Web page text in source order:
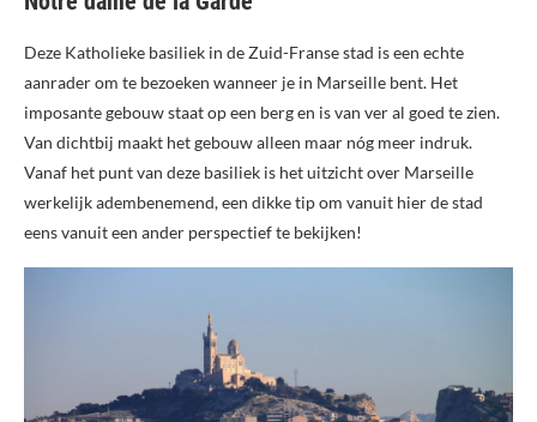
Deze Katholieke basiliek in de Zuid-Franse stad is een echte
aanrader om te bezoeken wanneer je in Marseille bent. Het
imposante gebouw staat op een berg en is van ver al goed te zien.
Van dichtbij maakt het gebouw alleen maar nóg meer indruk.
Vanaf het punt van deze basiliek is het uitzicht over Marseille
werkelijk adembenemend, een dikke tip om vanuit hier de stad
eens vanuit een ander perspectief te bekijken!